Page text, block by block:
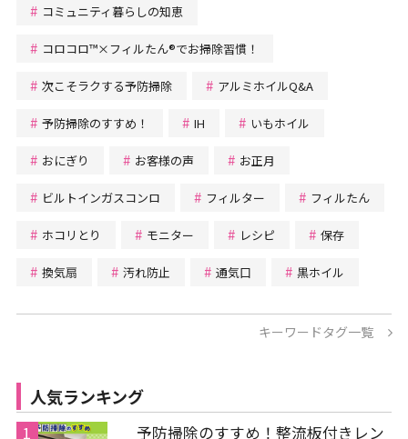
コミュニティ暮らしの知恵
コロコロ™×フィルたん®でお掃除習慣！
次こそラクする予防掃除 アルミホイルQ&A
予防掃除のすすめ！ IH いもホイル
おにぎり お客様の声 お正月
ビルトインガスコンロ フィルター フィルたん
ホコリとり モニター レシピ 保存
換気扇 汚れ防止 通気口 黒ホイル
キーワードタグ一覧
人気ランキング
予防掃除のすすめ！整流板付きレン